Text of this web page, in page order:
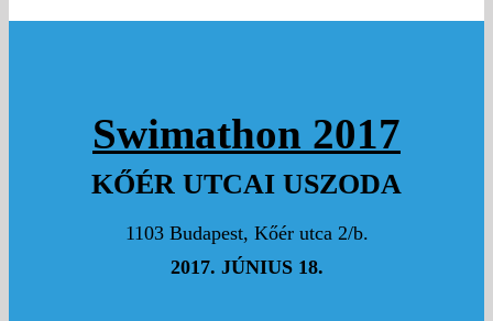
Swimathon 2017
KŐÉR UTCAI USZODA
1103 Budapest, Kőér utca 2/b.
2017. JÚNIUS 18.